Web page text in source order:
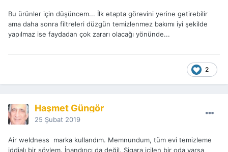
Bu ürünler için düşüncem... İlk etapta görevini yerine getirebilir
ama daha sonra filtreleri düzgün temizlenmez bakımı iyi şekilde
yapılmaz ise faydadan çok zararı olacağı yönünde...
2
Haşmet Güngör
25 Şubat 2019
Air weldness marka kullandım. Memnundum, tüm evi temizleme
iddialı bir söylem. İnandırıcı da değil. Sigara içilen bir oda varsa